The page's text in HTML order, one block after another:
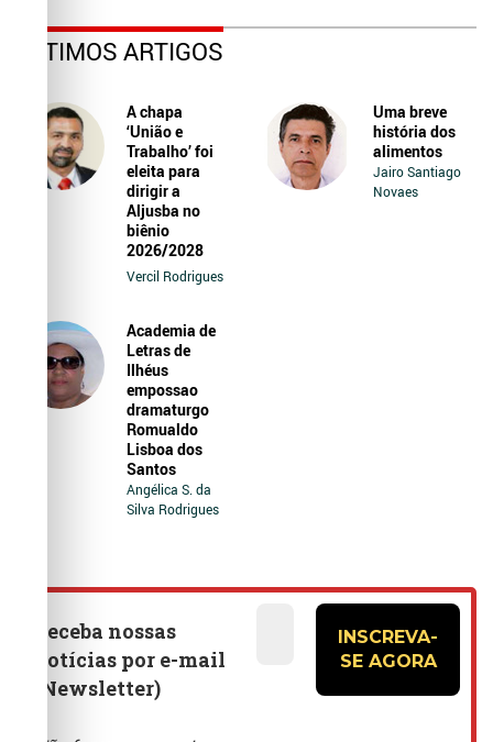
ÚLTIMOS ARTIGOS
A chapa
‘União e
Trabalho’ foi
eleita para
dirigir a
Aljusba no
biênio
2026/2028
Vercil Rodrigues
Uma breve
história dos
alimentos
Jairo Santiago
Novaes
Academia de
Letras de
Ilhéus
empossao
dramaturgo
Romualdo
Lisboa dos
Santos
Angélica S. da
Silva Rodrigues